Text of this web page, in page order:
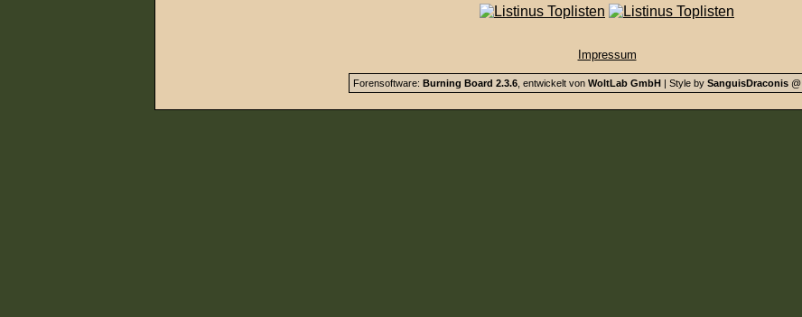
Impressum
Forensoftware: Burning Board 2.3.6, entwickelt von WoltLab GmbH| Style by SanguisDraconis@